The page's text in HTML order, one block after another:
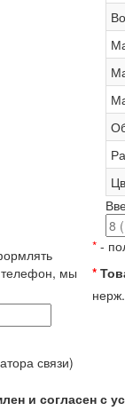
телефон, мы
* -
*
связи)
и согласен с